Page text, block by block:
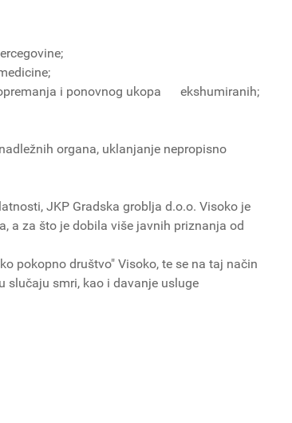
i ponovnog ukopa ekshumiranih;
organa, uklanjanje nepropisno
JKP Gradska groblja d.o.o. Visoko je
a za što je dobila više javnih priznanja od
pokopno društvo" Visoko, te se na taj način
slučaju smri, kao i davanje usluge